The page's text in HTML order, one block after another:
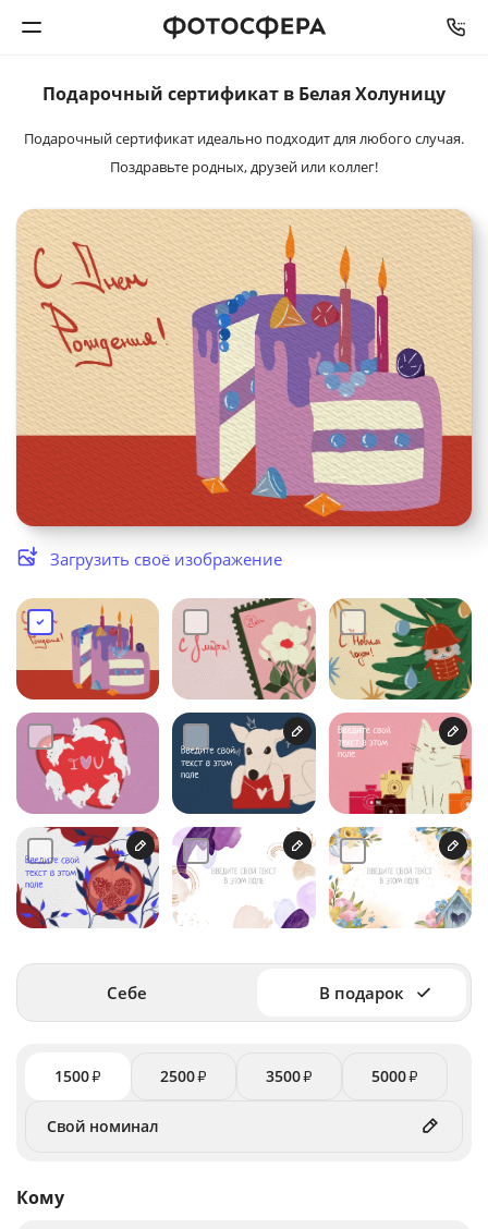
Печать фото
Календари
Интерьерная печать
Фотоподарки
Багетная мастерская
Полиграфия
Услуги и сервис
Магазин
Подарочный сертификат в Белая Холуницу
Подарочный сертификат идеально подходит для любого случая.
Поздравьте родных, друзей или коллег!
Загрузить своё изображение
Себе В подарок
1500₽ 2500₽ 3500₽ 5000₽
Кому